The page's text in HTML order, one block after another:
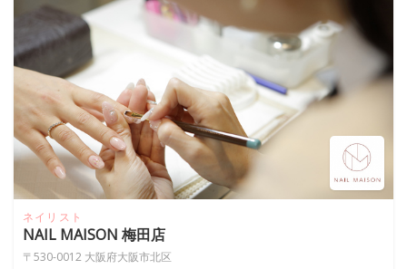
ネイリスト
NAIL MAISON 梅田店
〒530-0012 大阪府大阪市北区